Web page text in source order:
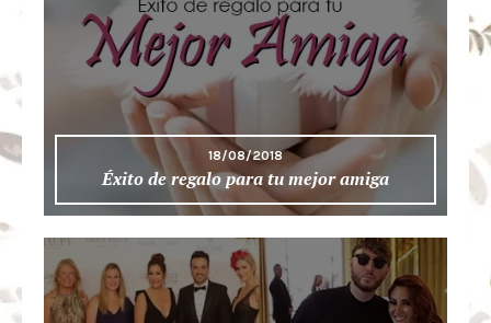
18/08/2018
Éxito de regalo para tu mejor amiga